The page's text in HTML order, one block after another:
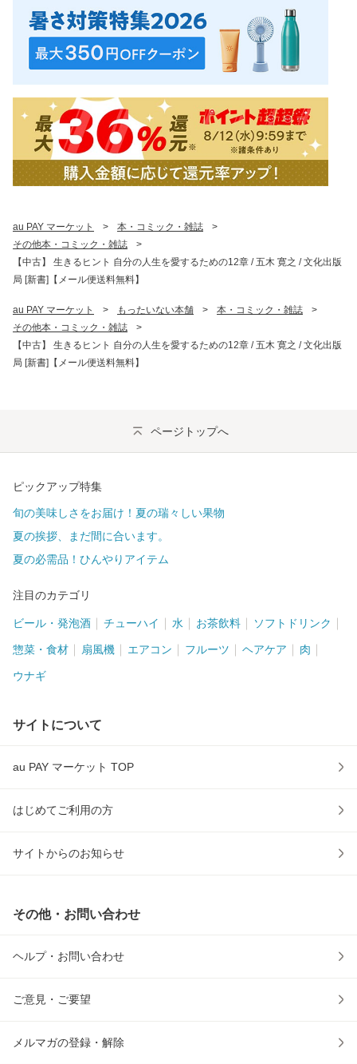
au PAY マーケット > 本・コミック・雑誌
>
その他本・コミック・雑誌
>
【中古】 生きるヒント 自分の人生を愛するための12章 / 五木 寛之 / 文化出版
局 [新書]【メール便送料無料】
au PAY マーケット > もったいない本舗 > 本・コミック・雑誌
>
その他本・コミック・雑誌
>
【中古】 生きるヒント 自分の人生を愛するための12章 / 五木 寛之 / 文化出版
局 [新書]【メール便送料無料】
ページトップへ
ピックアップ特集
旬の美味しさをお届け！夏の瑞々しい果物
夏の挨拶、まだ間に合います。
夏の必需品！ひんやりアイテム
注目のカテゴリ
ビール・発泡酒 チューハイ 水 お茶飲料 ソフトドリンク
惣菜・食材 扇風機 エアコン フルーツ ヘアケア 肉
ウナギ
サイトについて
au PAY マーケット TOP
はじめてご利用の方
サイトからのお知らせ
その他・お問い合わせ
ヘルプ・お問い合わせ
ご意見・ご要望
メルマガの登録・解除